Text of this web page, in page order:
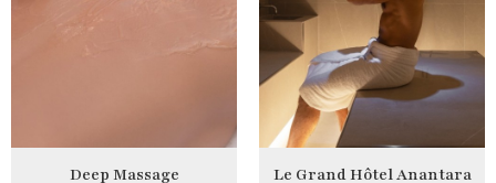
Deep Massage
Le Grand Hôtel Anantara